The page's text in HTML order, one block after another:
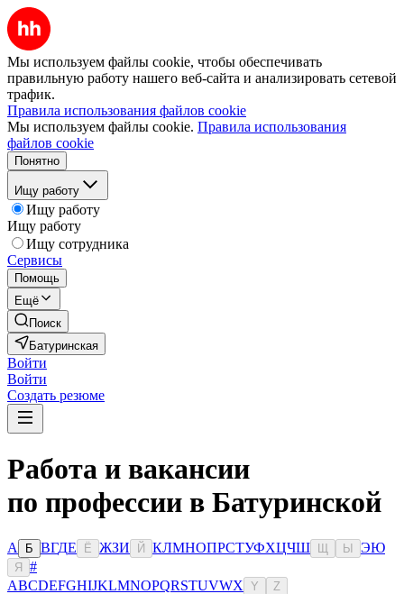
Мы используем файлы cookie, чтобы обеспечивать
правильную работу нашего веб-сайта и анализировать сетевой
трафик.
Правила использования файлов cookie
Мы используем файлы cookie. Правила использования
файлов cookie
Понятно
Ищу работу
Ищу работу
Ищу работу
Ищу сотрудника
Сервисы
Помощь
Ещё
Поиск
Батуринская
Войти
Войти
Создать резюме
Работа и вакансии
по профессии в Батуринской
А Б ВГДЕ Ё ЖЗИ Й КЛМНОПРСТУФХЦЧШ Ы ЭЮ
Я
#
ABCDEFGHIJKLMNOPQRSTUVWX Y Z